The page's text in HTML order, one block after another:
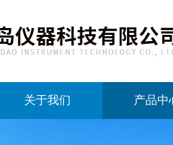
关于我们 产品中